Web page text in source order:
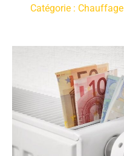
Catégorie : Chauffage